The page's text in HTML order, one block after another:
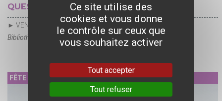
QUESTIONS RÉPONSES NUMÉRIQUES
► VENDREDI 26 JUIN
Bibliothèque et archives municipales - Michel-Vovelle
FÊTE
Ce site utilise des
cookies et vous donne
le contrôle sur ceux que
vous souhaitez activer
Tout accepter
Tout refuser